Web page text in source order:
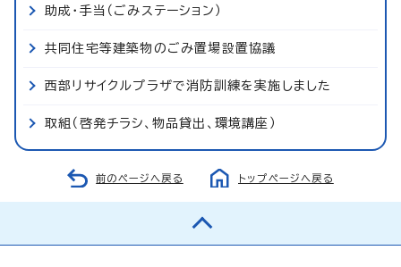
助成・手当（ごみステーション）
共同住宅等建築物のごみ置場設置協議
西部リサイクルプラザで消防訓練を実施しました
取組（啓発チラシ、物品貸出、環境講座）
前のページへ戻る トップページへ戻る